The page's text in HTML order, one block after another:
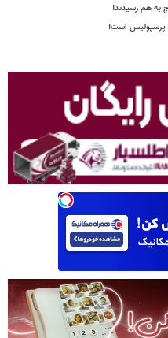
به هم رسیدند!
پرسپولیس است!